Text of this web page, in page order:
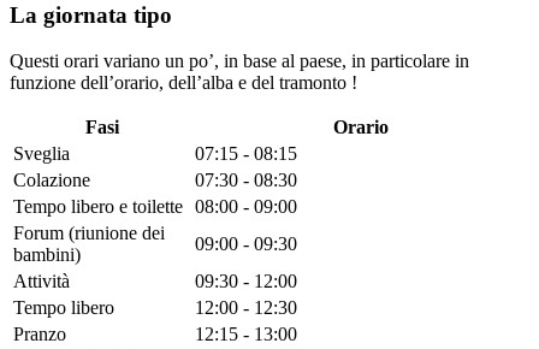
La giornata tipo
Questi orari variano un po’, in base al paese, in particolare in
funzione dell’orario, dell’alba e del tramonto !
Fasi
Orario
Sveglia
07:15 - 08:15
Colazione
07:30 - 08:30
Tempo libero e toilette 08:00 - 09:00
Forum (riunione dei
bambini)
09:00 - 09:30
Attività
09:30 - 12:00
Tempo libero
12:00 - 12:30
Pranzo
12:15 - 13:00